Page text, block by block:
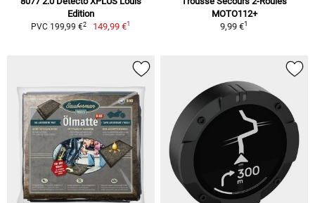
Edition
PVC 199,99 €2 149,99 €1
MOTO112+
9,99 €1